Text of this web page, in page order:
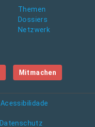
Themen
Dossiers
Netzwerk
Mitmachen
Acessibilidade
Datenschutz